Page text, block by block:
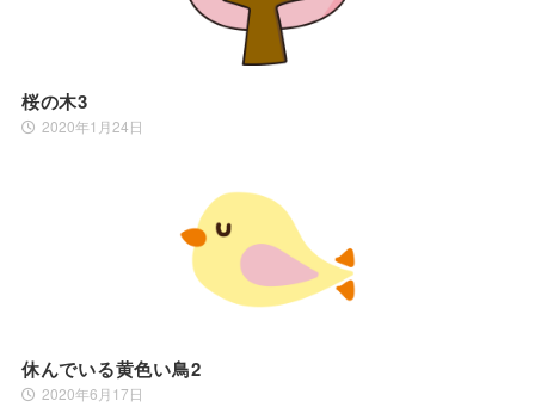
桜の木3
2020年1月24日
休んでいる黄色い鳥2
2020年6月17日